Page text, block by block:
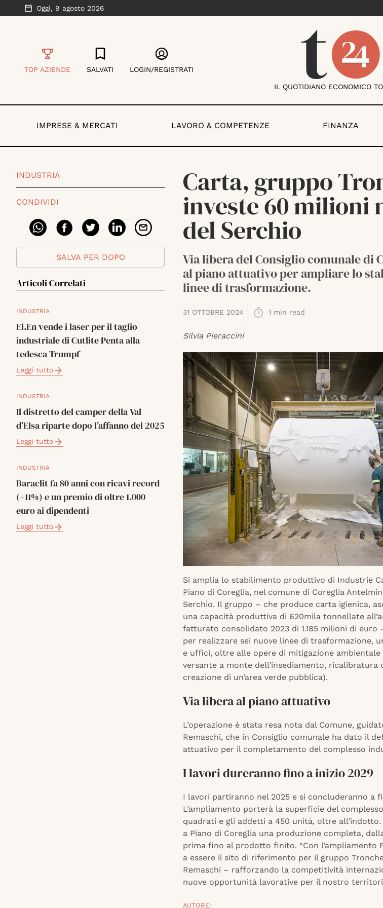
Oggi, 9 agosto 2026
TOP AZIENDE SALVATI LOGIN/REGISTRATI
IL QUOTIDIANO ECONOMICO
IMPRESE & MERCATI LAVORO & COMPETENZE FINANZA
INDUSTRIA
CONDIVIDI
SALVA PER DOPO
Articoli Correlati
INDUSTRIA
El.En vende i laser per il taglio
industriale di Cutlite Penta alla
tedesca Trumpf
Leggi tutto
INDUSTRIA
Il distretto del camper della Val
d’Elsa riparte dopo l’affanno del 2025
Leggi tutto
INDUSTRIA
Baraclit fa 80 anni con ricavi record
(+11%) e un premio di oltre 1.000
euro ai dipendenti
Leggi tutto
Carta, gruppo
investe 60 milioni
del Serchio
Via libera del Consiglio comunale di
al piano attuativo per ampliare lo
linee di trasformazione.
31 OTTOBRE 2024 1 min read
Silvia Pieraccini
Si amplia lo stabilimento produttivo di Industrie
Piano di Coreglia, nel comune di Coreglia
Serchio. Il gruppo – che produce carta igienica,
una capacità produttiva di 620mila tonnellate
fatturato consolidato 2023 di 1.185 milioni di
per realizzare sei nuove linee di trasformazione,
e uffici, oltre alle opere di mitigazione ambientale
versante a monte dell’insediamento, ricalibratura
creazione di un’area verde pubblica).
Via libera al piano attuativo
L’operazione è stata resa nota dal Comune,
Remaschi, che in Consiglio comunale ha dato il
attuativo per il completamento del complesso
I lavori dureranno fino a inizio 2029
I lavori partiranno nel 2025 e si concluderanno a
L’ampliamento porterà la superficie del
quadrati e gli addetti a 450 unità, oltre
a Piano di Coreglia una produzione completa,
prima fino al prodotto finito. “Con l’ampliamento
a essere il sito di riferimento per il gruppo
Remaschi – rafforzando la competitività
nuove opportunità lavorative per il nostro
AUTORE: